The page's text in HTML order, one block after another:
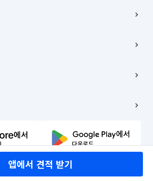
앱에서 견적 받기
종로구 율곡로 6(중학동, 트윈트리빌딩) B동 5층
종로구 수송동 율곡로 24, 7층, 8층 미소
한 의무와 책임은 거래당사자에게 있습니다.
Inc. All Rights Reserved.